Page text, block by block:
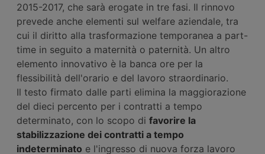
2015-2017, che sarà erogate in tre fasi. Il rinnovo
prevede anche elementi sul welfare aziendale, tra
cui il diritto alla trasformazione temporanea a part-
time in seguito a maternità o paternità. Un altro
elemento innovativo è la banca ore per la
flessibilità dell'orario e del lavoro straordinario.
Il testo firmato dalle parti elimina la maggiorazione
del dieci percento per i contratti a tempo
determinato, con lo scopo di favorire la
stabilizzazione dei contratti a tempo
indeterminato e l'ingresso di nuova forza lavoro